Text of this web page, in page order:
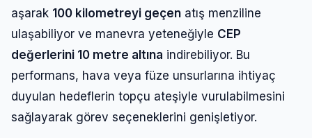
aşarak 100 kilometreyi geçen atış menziline
ulaşabiliyor ve manevra yeteneğiyle CEP
değerlerini 10 metre altına indirebiliyor. Bu
performans, hava veya füze unsurlarına ihtiyaç
duyulan hedeflerin topçu ateşiyle vurulabilmesini
sağlayarak görev seçeneklerini genişletiyor.